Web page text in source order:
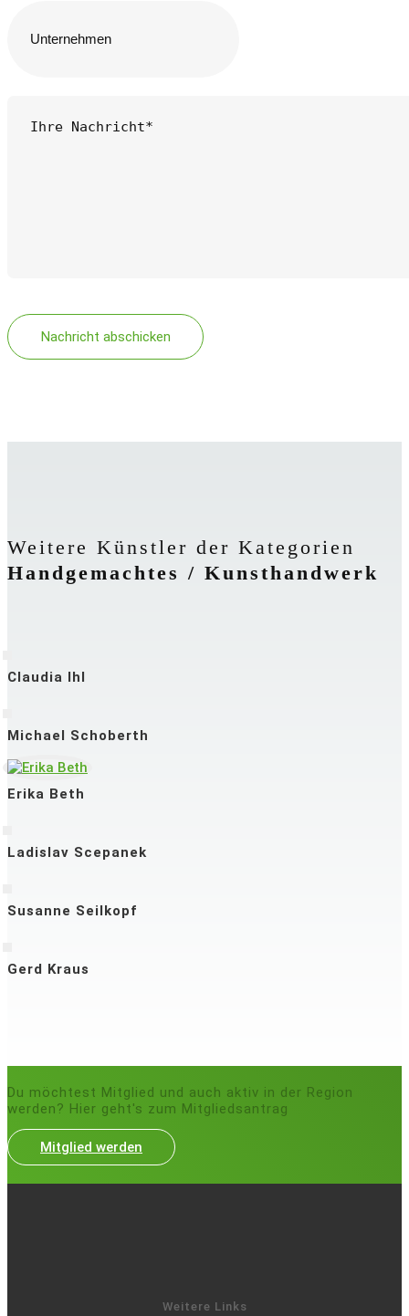
Weitere Künstler der Kategorien
Handgemachtes / Kunsthandwerk
Claudia Ihl
Michael Schoberth
Erika Beth
Ladislav Scepanek
Susanne Seilkopf
Gerd Kraus
Du möchtest Mitglied und auch aktiv in der Region
werden? Hier geht's zum Mitgliedsantrag
Mitglied werden
Weitere Links